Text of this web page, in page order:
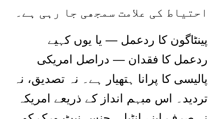
احتیاط کی علامت سمجھی جا رہی ہے۔
پینٹاگون کا ردعمل — یا یوں کہیے
ردعمل کا فقدان — دراصل امریکی
پالیسی کا پرانا ہتھیار ہے۔ نہ تصدیق، نہ
تردید۔ اس مبہم انداز کے ذریعے امریکہ